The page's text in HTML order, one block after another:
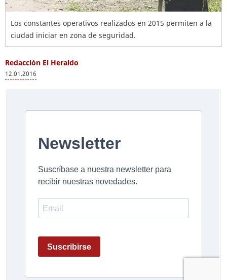
Los constantes operativos realizados en 2015 permiten a la
ciudad iniciar en zona de seguridad.
Redacción El Heraldo
12.01.2016